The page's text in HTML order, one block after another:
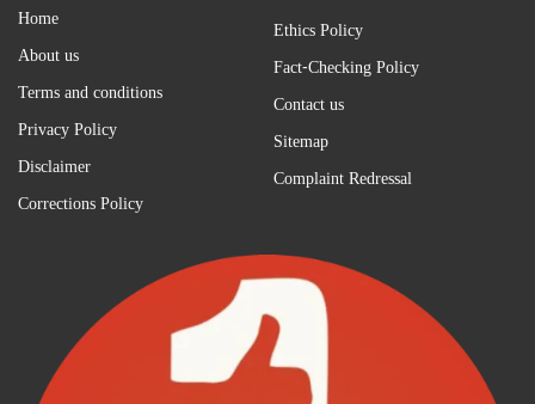
Home
About us
Terms and conditions
Privacy Policy
Disclaimer
Corrections Policy
Ethics Policy
Fact-Checking Policy
Contact us
Sitemap
Complaint Redressal